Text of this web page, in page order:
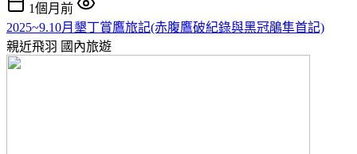
1個月前
2025~9.10月墾丁賞鷹旅記(赤腹鷹破紀錄與黑冠鵑隼首記)
親近飛羽 國內旅遊